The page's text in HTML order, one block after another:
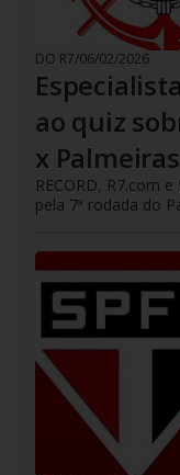
DO R7/06/02/2026
ao quiz
x Palmeiras
RECORD, R7.com
pela 7ª rodada do